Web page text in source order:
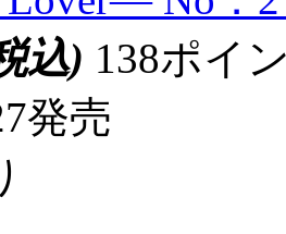
込) 138ポイ
発売